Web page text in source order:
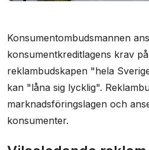
Konsumentombudsmannen
konsumentkreditlagens krav
reklambudskapen "hela
kan "låna sig lycklig".
marknadsföringslagen och
konsumenter.